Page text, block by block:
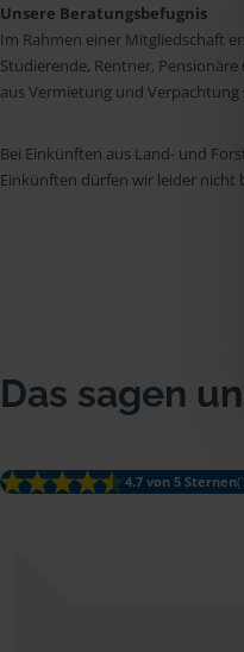
Unsere Beratungsbefugnis
Im Rahmen einer Mitgliedschaft
Studierende, Rentner,
aus Vermietung und Verpachtung
Bei Einkünften aus Land- und
Einkünften dürfen wir leider nicht
Das sagen
4.7 von 5 Sternen